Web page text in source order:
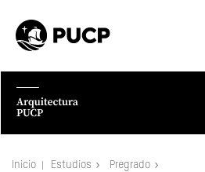
Inicio Estudios Pregrado